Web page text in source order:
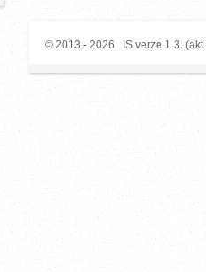
© 2013 - 2026 IS verze 1.3.